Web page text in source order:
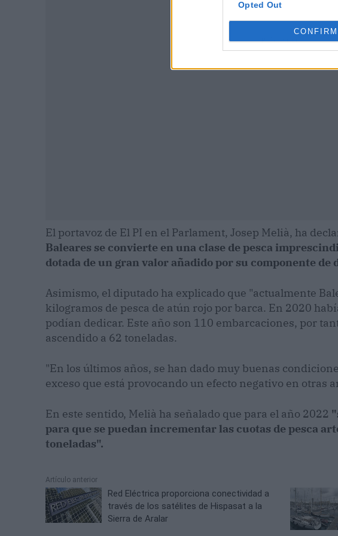
Opted Out
CONFIRM
Publicidad
El portavoz de El PI en el Parlament, Josep Melià, ha
Baleares se convierte en una clase de pesca
dotada de un gran valor añadido por su componente de
Asimismo, el diputado ha explicado que "actualmente
kilogramos de pesca de atún rojo por barca. En 2020
podían dedicar. Este año son 110 embarcaciones, por
ascendido a 62 toneladas.
"En los últimos años, se han dado muy buenas
exceso que está provocando un efecto negativo en otras
En este sentido, Melià ha señalado que para el año 2022
para que se puedan incrementar las cuotas de pesca
toneladas".
Artículo anterior
Red Eléctrica proporciona conectividad a
través de los satélites de Hispasat a la
Sierra de Aralar